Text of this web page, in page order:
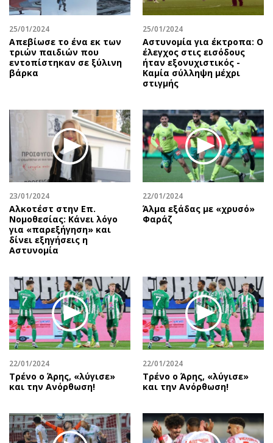
25/01/2024
Απεβίωσε το ένα εκ των
τριών παιδιών που
εντοπίστηκαν σε ξύλινη
βάρκα
25/01/2024
Αστυνομία για έκτροπα: O
έλεγχος στις εισόδους
ήταν εξονυχιστικός -
Καμία σύλληψη μέχρι
στιγμής
23/01/2024
Αλκοτέστ στην Επ.
Νομοθεσίας: Κάνει λόγο
για «παρεξήγηση» και
δίνει εξηγήσεις η
Αστυνομία
22/01/2024
Άλμα εξάδας με «χρυσό»
Φαράζ
22/01/2024
Τρένο ο Άρης, «λύγισε»
και την Ανόρθωση!
22/01/2024
Τρένο ο Άρης, «λύγισε»
και την Ανόρθωση!